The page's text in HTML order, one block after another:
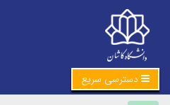
دسترسی سریع